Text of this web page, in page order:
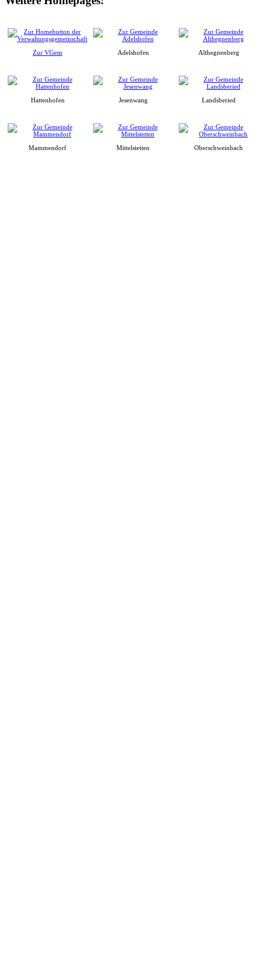
Zur VGem Adelshofen Althegnenberg
Hattenhofen Jesenwang Landsberied
Mammendorf Mittelstetten Oberschweinbach